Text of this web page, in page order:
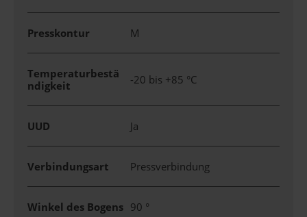
Presskontur M
Temperaturbestä
ndigkeit
-20 bis +85 °C
UUD Ja
Verbindungsart Pressverbindung
Winkel des Bogens 90 °